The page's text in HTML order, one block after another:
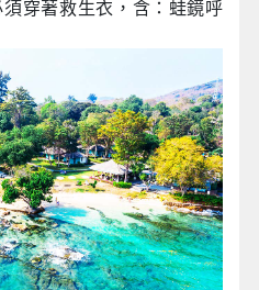
穿著救生衣，含：蛙鏡呼